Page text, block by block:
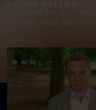
Formand for DF,
mødtes med den